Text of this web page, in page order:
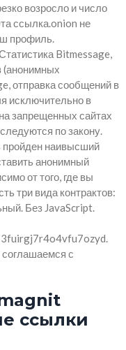
возросло и число
ссылка.onion не
профиль.
Bitmessage,
(анонимных
отправка сообщений в
исключительно в
запрещенных сайтах
по закону.
пройден наивысший
анонимный
от того, где вы
три вида контрактов:
Без JavaScript.
с
ссылки